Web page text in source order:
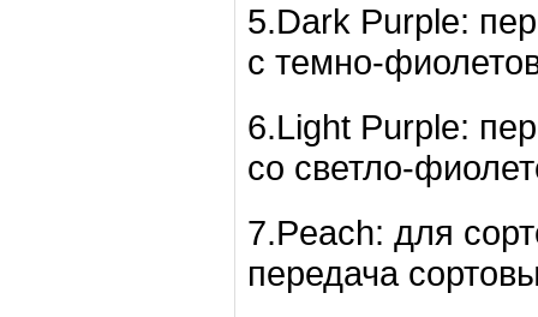
5.Dark Purple:
с темно-
6.Light Purple:
со светло-
7.Peach: для
передача